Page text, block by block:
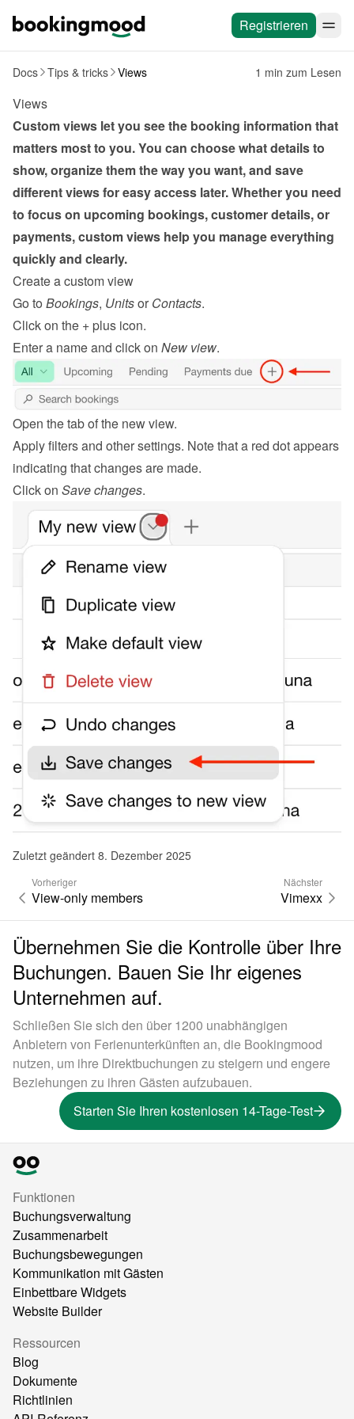
Registrieren
Docs Tips & tricks Views 1 min zum Lesen
Views
Custom views let you see the booking information that
matters most to you. You can choose what details to
show, organize them the way you want, and save
different views for easy access later. Whether you need
to focus on upcoming bookings, customer details, or
payments, custom views help you manage everything
quickly and clearly.
Create a custom view
Go to Bookings, Units or Contacts.
Click on the + plus icon.
Enter a name and click on New view.
Open the tab of the new view.
Apply filters and other settings. Note that a red dot appears
indicating that changes are made.
Click on Save changes.
Zuletzt geändert 8. Dezember 2025
Vorheriger
View-only members
Nächster
Vimexx
Übernehmen Sie die Kontrolle über Ihre
Buchungen. Bauen Sie Ihr eigenes
Unternehmen auf.
Schließen Sie sich den über 1200 unabhängigen
Anbietern von Ferienunterkünften an, die Bookingmood
nutzen, um ihre Direktbuchungen zu steigern und engere
Beziehungen zu ihren Gästen aufzubauen.
Starten Sie Ihren kostenlosen 14-Tage-Test
Funktionen
Buchungsverwaltung
Zusammenarbeit
Buchungsbewegungen
Kommunikation mit Gästen
Einbettbare Widgets
Website Builder
Ressourcen
Blog
Dokumente
Richtlinien